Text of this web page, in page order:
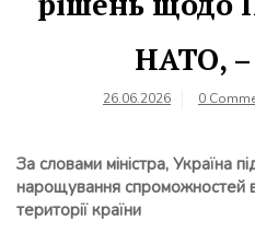
НАТО, –
26.06.2026 0
За словами міністра, Україна
нарощування спроможностей
території країни